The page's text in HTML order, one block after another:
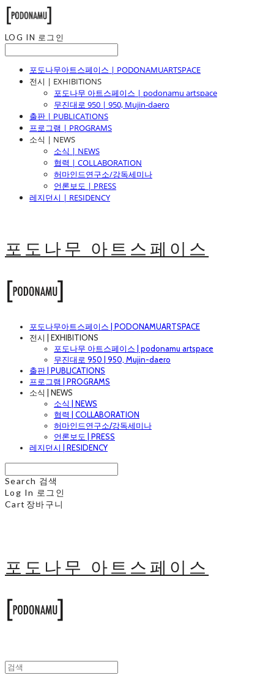
LOG IN 로그인
포도나무아트스페이스 | PODONAMUARTSPACE
전시 | EXHIBITIONS
포도나무 아트스페이스 | podonamu artspace
무진대로 950 | 950, Mujin-daero
출판 | PUBLICATIONS
프로그램 | PROGRAMS
소식 | NEWS
소식 | NEWS
협력 | COLLABORATION
허마인드연구소/강독세미나
언론보도 | PRESS
레지던시 | RESIDENCY
포도나무 아트스페이스
포도나무아트스페이스 | PODONAMUARTSPACE
전시 | EXHIBITIONS
포도나무 아트스페이스 | podonamu artspace
무진대로 950 | 950, Mujin-daero
출판 | PUBLICATIONS
프로그램 | PROGRAMS
소식 | NEWS
소식 | NEWS
협력 | COLLABORATION
허마인드연구소/강독세미나
언론보도 | PRESS
레지던시 | RESIDENCY
Search 검색
Log In 로그인
Cart 장바구니
포도나무 아트스페이스